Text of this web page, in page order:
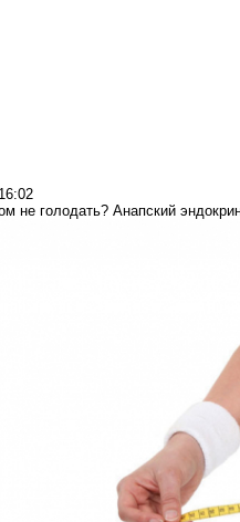
не голодать? Анапский